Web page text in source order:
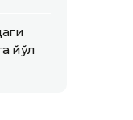
йўл